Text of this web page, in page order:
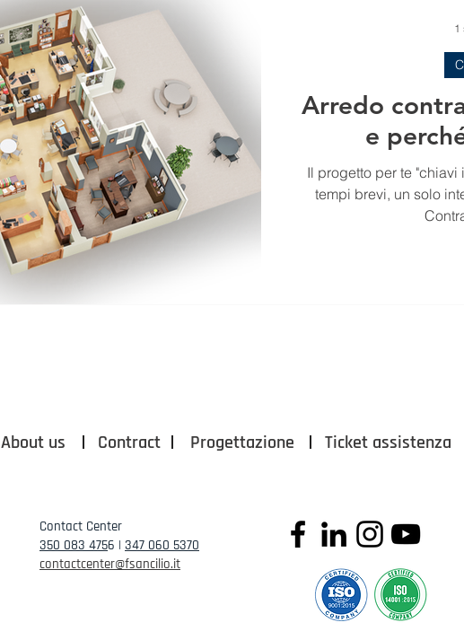
Arredo
e
Il progetto per te "chiavi
tempi brevi, un solo
1
About us Progettazione Ticket assistenza
Contact Center
350 083 4756 | 347 060 5370
contactcenter@fsancilio.it
Contract